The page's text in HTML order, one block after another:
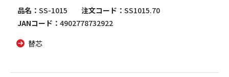
品名 SS-1015 注文コード
SS1015.70
JANコード
4902778732922
替芯